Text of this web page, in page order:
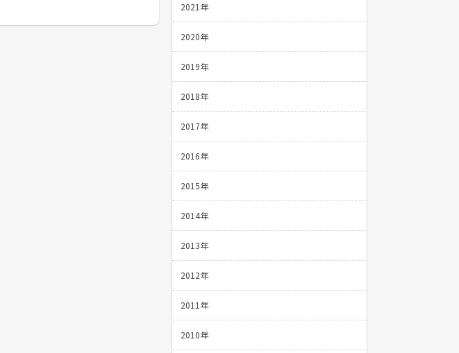
2021年
2020年
2019年
2018年
2017年
2016年
2015年
2014年
2013年
2012年
2011年
2010年